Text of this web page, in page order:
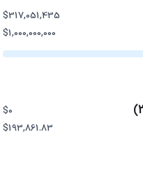
$317,051,435
$1,000,000,000
$0
$193,861.83